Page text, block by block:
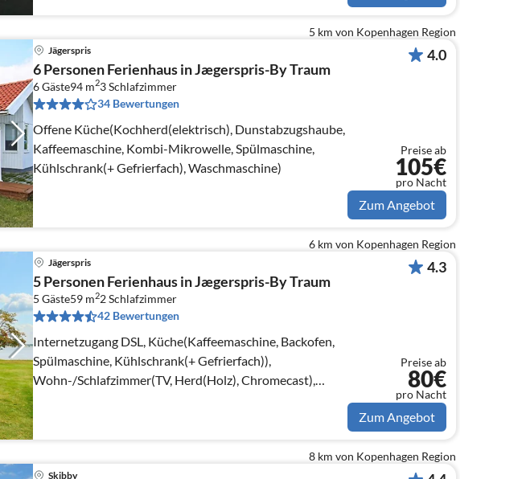
5 km von Kopenhagen Region
Jägerspris
6 Personen Ferienhaus in Jægerspris-By Traum
6 Gäste94 m23Schlafzimmer
34 Bewertungen
Offene Küche(Kochherd(elektrisch), Dunstabzugshaube,
Kaffeemaschine, Kombi-Mikrowelle, Spülmaschine,
Kühlschrank(+ Gefrierfach), Waschmaschine)
4.0
Preise ab
105€
pro Nacht
Zum Angebot
6 km von Kopenhagen Region
Jägerspris
5 Personen Ferienhaus in Jægerspris-By Traum
5 Gäste59 m22Schlafzimmer
42 Bewertungen
Internetzugang DSL, Küche(Kaffeemaschine, Backofen,
Spülmaschine, Kühlschrank(+ Gefrierfach)),
Wohn-/Schlafzimmer(TV, Herd(Holz), Chromecast),
Schlafzimmer(2x Einzelbett)
4.3
Preise ab
80€
pro Nacht
Zum Angebot
8 km von Kopenhagen Region
Skibby